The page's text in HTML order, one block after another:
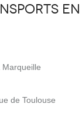
en
de Toulouse